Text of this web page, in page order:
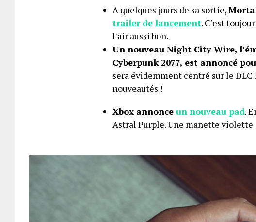
A quelques jours de sa sortie,
trailer de lancement. C’est
l’air aussi bon.
Un nouveau Night City Wire,
Cyberpunk 2077, est annoncé
sera évidemment centré sur le
nouveautés !
Xbox annonce un nouveau pad.
Astral Purple. Une manette violette